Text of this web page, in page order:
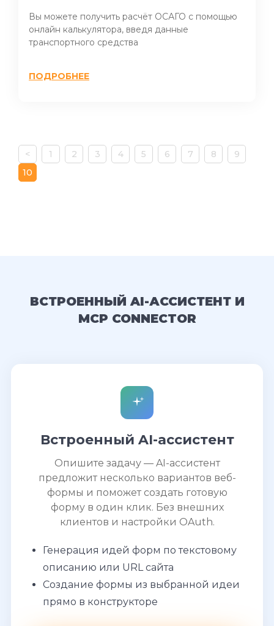
Вы можете получить расчёт ОСАГО с помощью
онлайн калькулятора, введя данные
транспортного средства
ПОДРОБНЕЕ
< 1 2 3 4 5 6 7 8
9
10
ВСТРОЕННЫЙ AI-АССИСТЕНТ И
MCP CONNECTOR
Встроенный AI-ассистент
Опишите задачу — AI-ассистент
предложит несколько вариантов веб-
формы и поможет создать готовую
форму в один клик. Без внешних
клиентов и настройки OAuth.
Генерация идей форм по текстовому
описанию или URL сайта
Создание формы из выбранной идеи
прямо в конструкторе